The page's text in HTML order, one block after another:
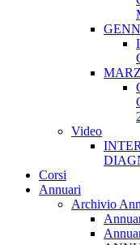
Video
Corsi
Annuari
Archivio